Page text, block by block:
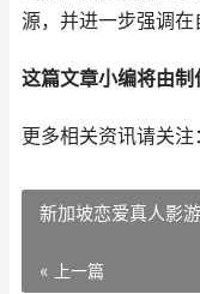
源，并进一步强调
这篇文章小编将由制
更多相关资讯请关
新加坡恋爱真人影
« 上一篇